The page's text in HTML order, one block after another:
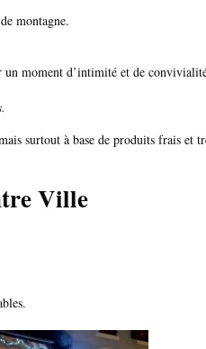
montagne.
moment d’intimité et de
surtout à base de produits frais et
Ville